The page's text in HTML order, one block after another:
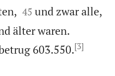


45 und zwar alle,
älter waren.
603.550.[3]